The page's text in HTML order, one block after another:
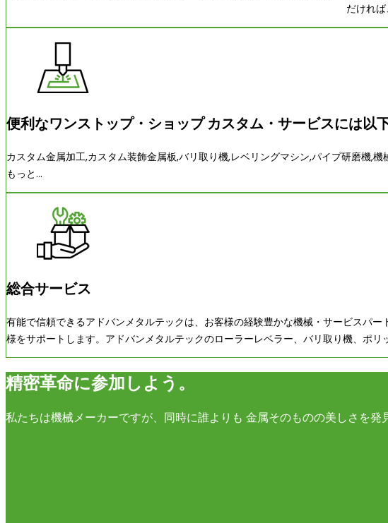
だけれ
便利なワンストップ・ショップ カスタム・サービスには以
カスタム金属加工,カスタム装飾金属板,バリ取り機,レベリングマシン,パイプ研磨機,機
もっと...
総合サービス
有能で信頼できるアドバンメタルテックは、お客様の経験豊かな機械・サービスパ
様をサポートします。アドバンメタルテックのローラーレベラー、バリ取り機、ポリ
精密革命に参加しよう。
私たちは機械メーカーですが、同時に誰よりも 金属そのものの美しさを発